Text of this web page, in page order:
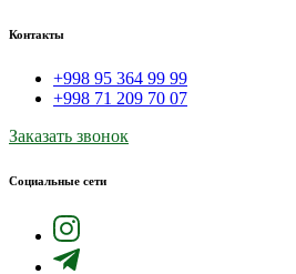
Контакты
+998 95 364 99 99
+998 71 209 70 07
Заказать звонок
Социальные сети